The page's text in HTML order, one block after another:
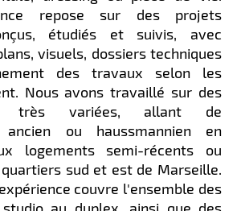
repose sur des projets
étudiés et suivis, avec
visuels, dossiers techniques
des travaux selon les
Nous avons travaillé sur des
très variées, allant de
ancien ou haussmannien en
logements semi-récents ou
sud et est de Marseille.
couvre l'ensemble des